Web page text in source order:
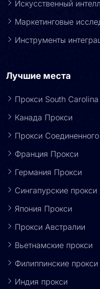
Искусственный
Маркетинговые
Инструменты
Лучшие места
Прокси South Carolina
Канада Прокси
Прокси
Франция Прокси
Германия Прокси
Сингапурские прокси
Япония Прокси
Прокси Австралии
Вьетнамские прокси
Филиппинские прокси
Индия прокси